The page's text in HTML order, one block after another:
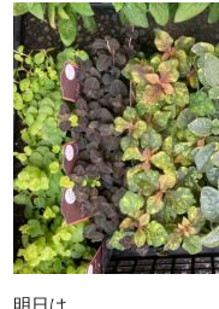
明日は